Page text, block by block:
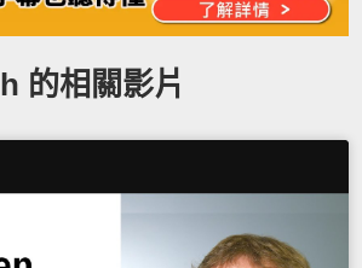
的相關影片